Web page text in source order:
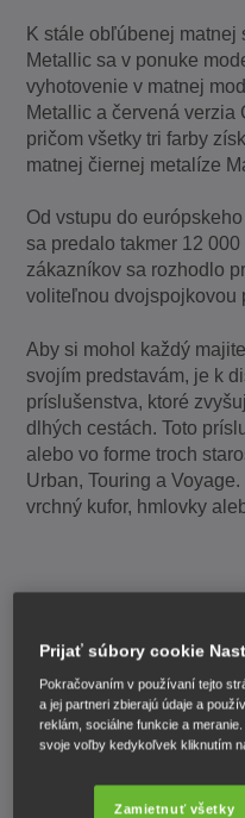
K stále obľúbenej matnej
Metallic sa v ponuke
vyhotovenie v matnej
Metallic a červená verzia
pričom všetky tri farby
matnej čiernej metalíze
Od vstupu do
sa predalo takmer 12
zákazníkov sa rozhodlo
voliteľnou dvojspojkovou
Aby si mohol každý
svojím predstavám, je k
príslušenstva, ktoré
dlhých cestách. Toto
alebo vo forme troch
Urban, Touring a
vrchný kufor, hmlovky
2024
Základné informácie o
konštruktéri použili srdce
Prijať súbory cookie
Pokračovaním v používaní tejto
a jej partneri zbierajú údaje a
reklám, sociálne funkcie a
svoje voľby kedykoľvek kliknutím
Zamietnuť všetky